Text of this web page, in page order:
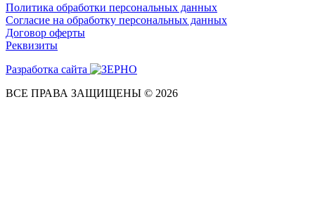
Политика обработки персональных данных
Согласие на обработку персональных данных
Договор оферты
Реквизиты
Разработка сайта
ВСЕ ПРАВА ЗАЩИЩЕНЫ © 2026